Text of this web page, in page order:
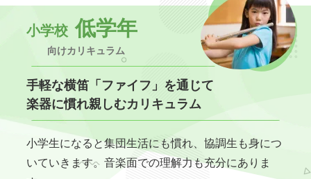
小学校 低学年
向けカリキュラム
手軽な横笛「ファイフ」を通じて
楽器に慣れ親しむカリキュラム
小学生になると集団生活にも慣れ、協調生も身につ
いていきます。音楽面での理解力も充分にありま